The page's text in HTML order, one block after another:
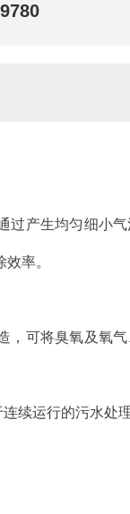
产生均匀细小气
率。
，可将臭氧及氧
续运行的污水处